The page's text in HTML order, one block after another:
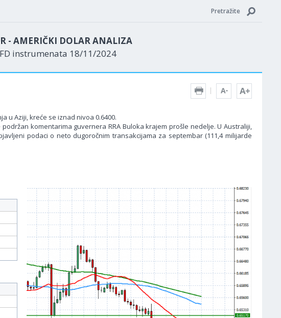
Pretražite
- AMERIČKI DOLAR ANALIZA
instrumenata 18/11/2024
u Aziji, kreće se iznad nivoa 0.6400.
komentarima guvernera RRA Buloka krajem prošle nedelje. U Australiji,
podaci o neto dugoročnim transakcijama za septembar (111,4 milijarde